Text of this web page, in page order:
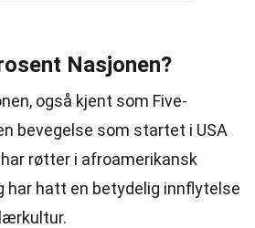
Nasjonen?
også kjent som Five-
bevegelse som startet i USA
røtter i afroamerikansk
har hatt en betydelig innflytelse